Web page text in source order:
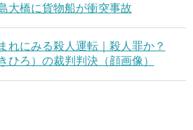
大橋に貨物船が衝突事故
れにみる殺人運転｜殺人罪か？
ひろ）の裁判判決（顔画像）